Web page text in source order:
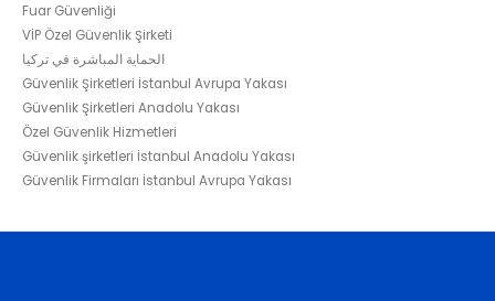
Fuar Güvenliği
VİP Özel Güvenlik Şirketi
الحماية المباشرة في تركيا
Güvenlik Şirketleri İstanbul Avrupa Yakası
Güvenlik Şirketleri Anadolu Yakası
Özel Güvenlik Hizmetleri
Güvenlik şirketleri İstanbul Anadolu Yakası
Güvenlik Firmaları İstanbul Avrupa Yakası